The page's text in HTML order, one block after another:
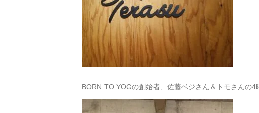
BORN TO YOGの創始者、佐藤ベジさん＆トモさんの4